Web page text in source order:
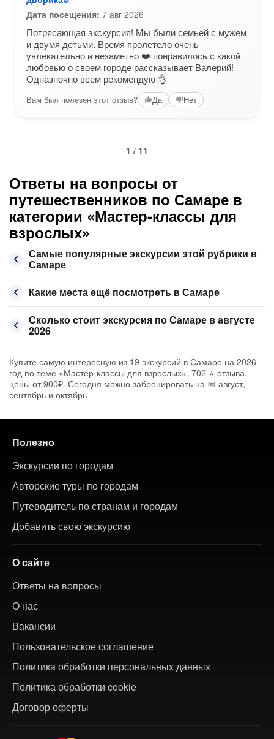
Дата посещения: 7 авг 2026
Потрясающая экскурсия! Мы были семьей с мужем
и двумя детьми. Время пролетело очень
увлекательно и незаметно ❤️ понравилось с какой
любовью о своем городе рассказывает Валерий!
Одназночно всем рекомендую 👌
Вам был полезен этот отзыв? Да Нет
1 / 11
Ответы на вопросы от
путешественников по Самаре в
категории «Мастер-классы для
взрослых»
Самые популярные экскурсии этой рубрики в
Самаре
Какие места ещё посмотреть в Самаре
Сколько стоит экскурсия по Самаре в августе
2026
Купите самую интересную из 19 экскурсий в Самаре на 2026
год по теме «Мастер-классы для взрослых», 702 ⭐ отзыва,
цены от 900₽. Сегодня можно забронировать на 📅 август,
сентябрь и октябрь
Полезно
Экскурсии по городам
Авторские туры по городам
Путеводитель по странам и городам
Добавить свою экскурсию
О сайте
Ответы на вопросы
О нас
Вакансии
Пользовательское соглашение
Политика обработки персональных данных
Политика обработки cookie
Договор оферты